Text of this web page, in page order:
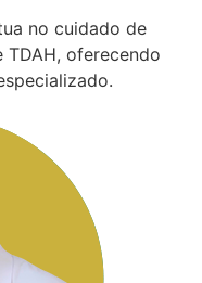
no cuidado de
oferecendo